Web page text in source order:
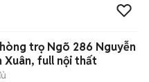
trọ Ngõ 286 Nguyễn
Xuân, full nội thất